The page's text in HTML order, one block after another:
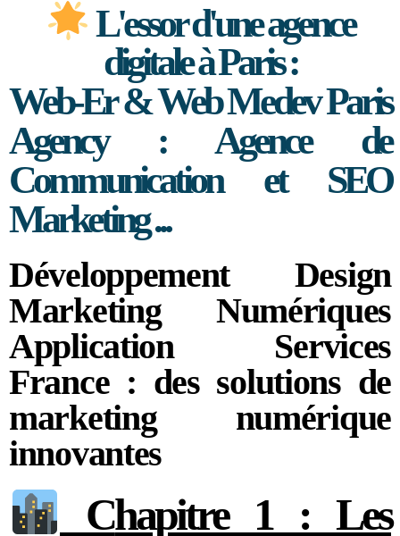
L'essor d'une agence
digitale à Paris :
Web-Er & Web Medev Paris
Agency : Agence de
Communication et SEO
Marketing ...
Développement Design
Marketing Numériques
Application Services
France : des solutions de
marketing numérique
innovantes
Chapitre 1 : Les